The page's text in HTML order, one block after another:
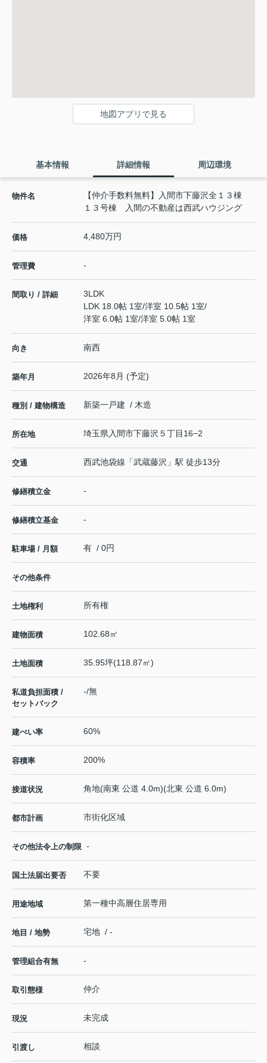
地図アプリで見る
基本情報 詳細情報 周辺環境
物件名
【仲介手数料無料】入間市下藤沢全１３棟
１３号棟 入間の不動産は西武ハウジング
価格 4,480万円
管理費 -
間取り / 詳細
3LDK
LDK 18.0帖 1室/洋室 10.5帖 1室/
洋室 6.0帖 1室/洋室 5.0帖 1室
向き 南西
築年月 2026年8月 (予定)
種別 / 建物構造 新築一戸建 / 木造
所在地 埼玉県 入間市下藤沢 ５丁目16−2
交通 西武池袋線 「武蔵藤沢 」駅 徒歩13分
修繕積立金 -
修繕積立基金 -
駐車場 / 月額 有 / 0円
その他条件
土地権利 所有権
建物面積 102.68㎡
土地面積 35.95坪(118.87㎡)
私道負担面積 /
セットバック
-/無
建ぺい率 60%
容積率 200%
接道状況 角地(南東 公道 4.0m)(北東 公道 6.0m)
都市計画 市街化区域
その他法令上の制限 -
国土法届出要否 不要
用途地域 第一種中高層住居専用
地目 / 地勢 宅地 / -
管理組合有無 -
取引態様 仲介
現況 未完成
引渡し 相談